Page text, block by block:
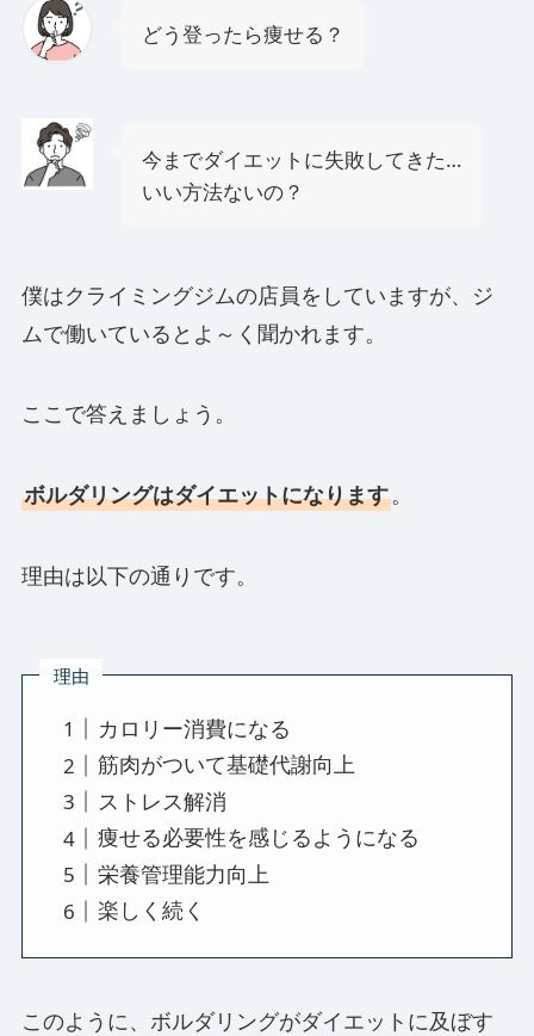
どう登ったら痩せる？
今までダイエットに失敗してきた…
いい方法ないの？
僕はクライミングジムの店員をしていますが、ジ
ムで働いているとよ～く聞かれます。
ここで答えましょう。
ボルダリングはダイエットになります。
理由は以下の通りです。
理由
カロリー消費になる
筋肉がついて基礎代謝向上
ストレス解消
痩せる必要性を感じるようになる
栄養管理能力向上
楽しく続く
このように、ボルダリングがダイエットに及ぼす